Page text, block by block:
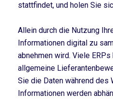
stattfindet, und holen Sie
Allein durch die Nutzung
Informationen digital zu
abnehmen wird. Viele
allgemeine
Sie die Daten während des
Informationen werden